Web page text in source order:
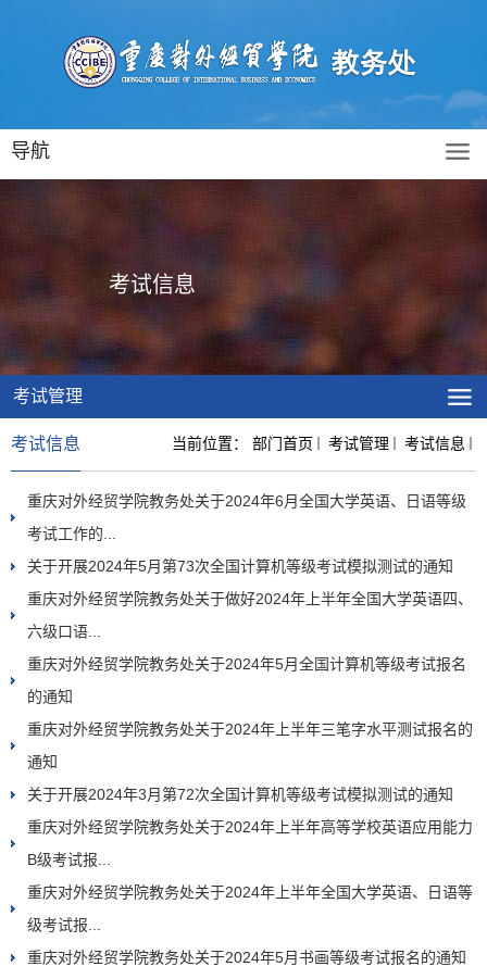
导航
考试信息
考试管理
当前位置： 部门首页 考试管理 考试信息
考试信息
重庆对外经贸学院教务处关于2024年6月全国大学英语、日语等级
考试工作的...
关于开展2024年5月第73次全国计算机等级考试模拟测试的通知
重庆对外经贸学院教务处关于做好2024年上半年全国大学英语四、
六级口语...
重庆对外经贸学院教务处关于2024年5月全国计算机等级考试报名
的通知
重庆对外经贸学院教务处关于2024年上半年三笔字水平测试报名的
通知
关于开展2024年3月第72次全国计算机等级考试模拟测试的通知
重庆对外经贸学院教务处关于2024年上半年高等学校英语应用能力
B级考试报...
重庆对外经贸学院教务处关于2024年上半年全国大学英语、日语等
级考试报...
重庆对外经贸学院教务处关于2024年5月书画等级考试报名的通知